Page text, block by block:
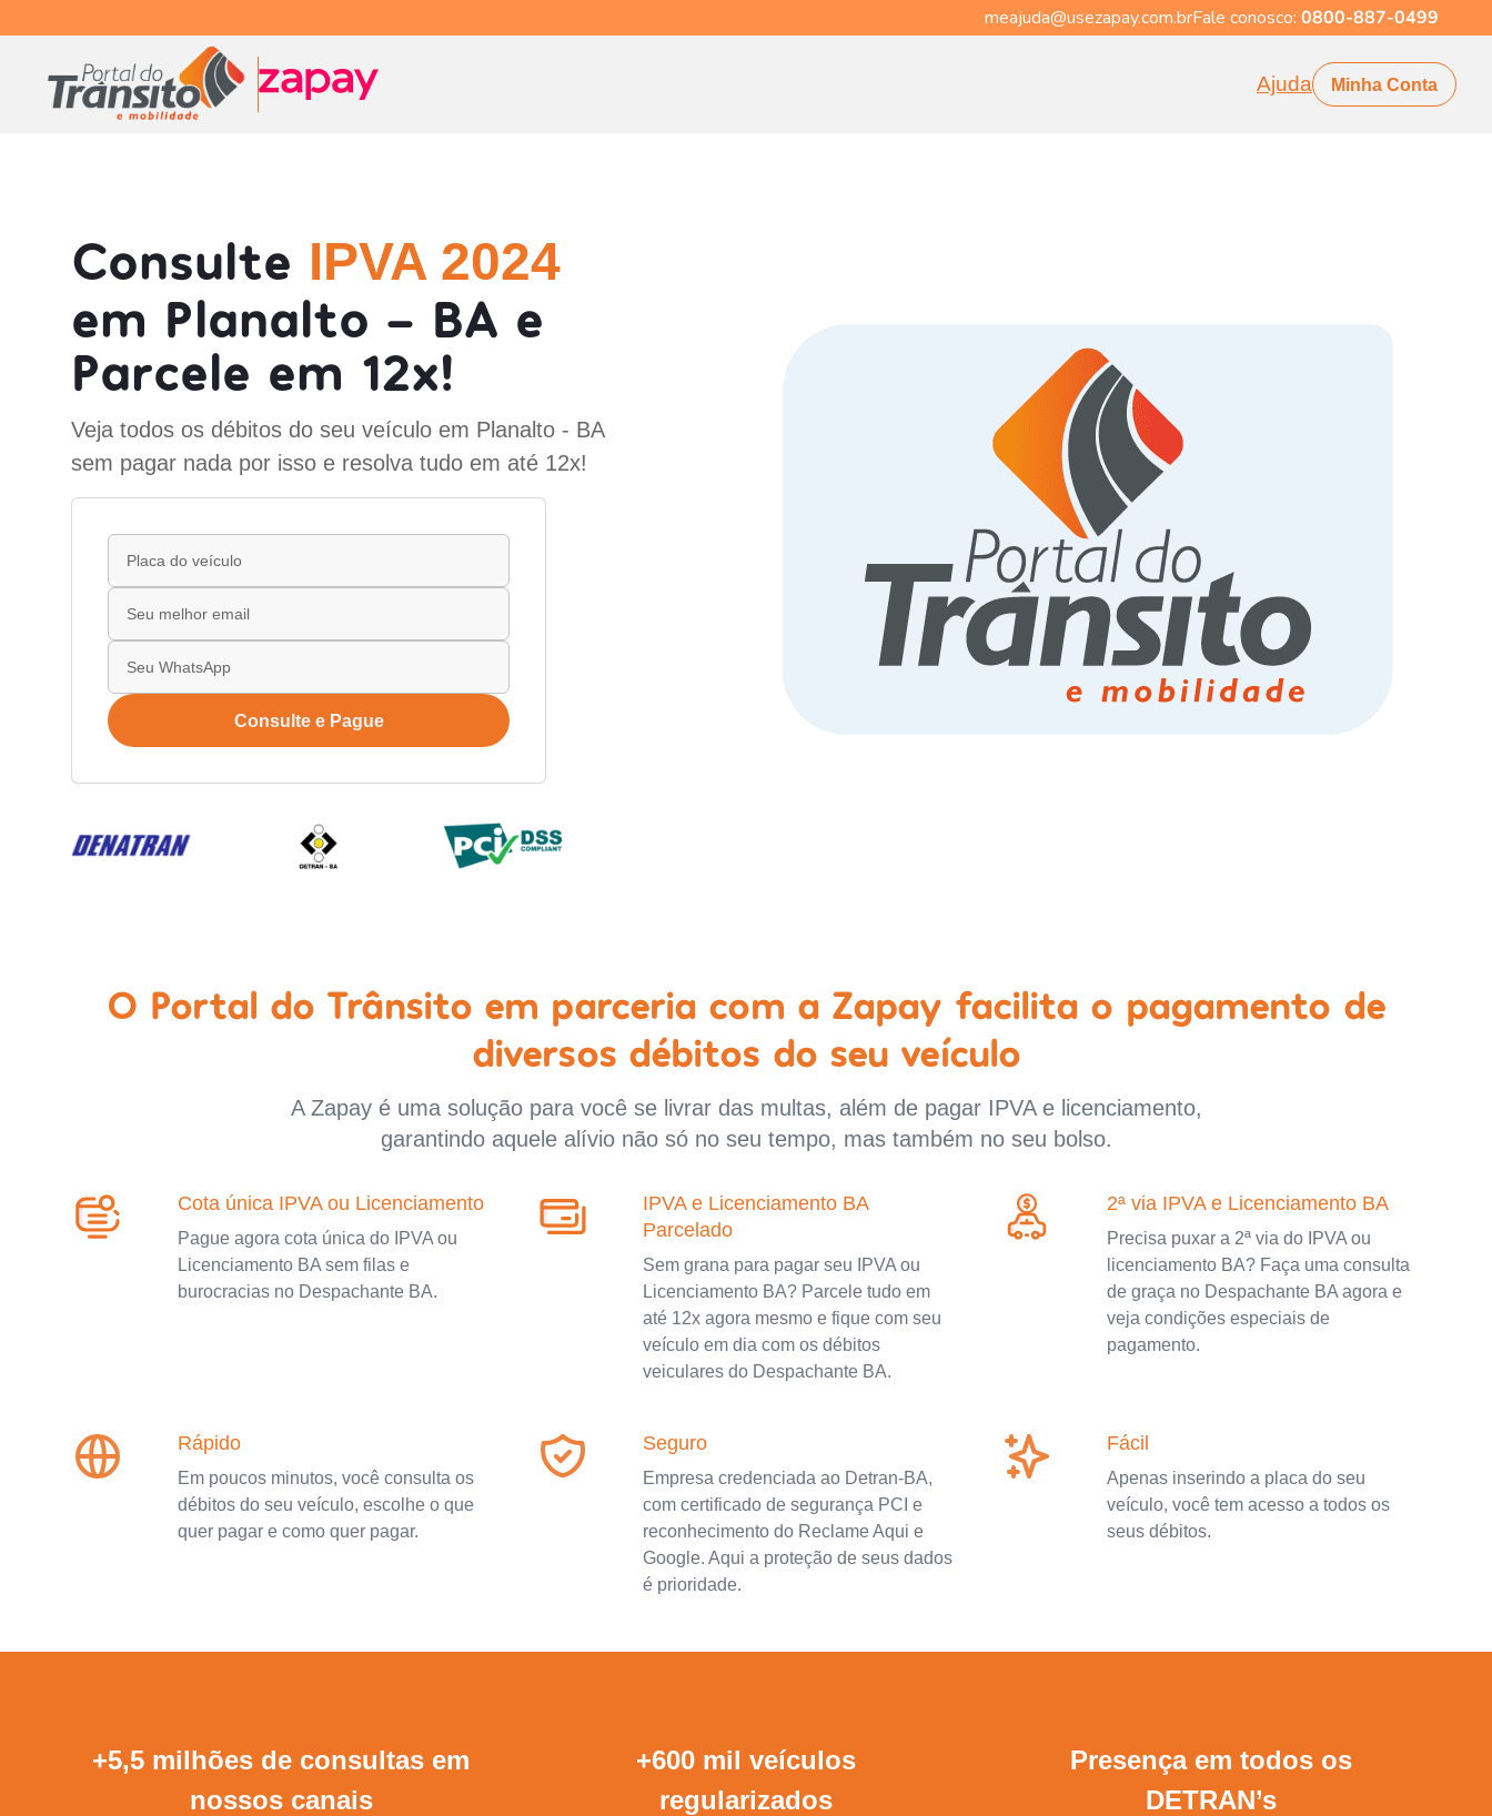
meajuda@usezapay.com.brFale conosco: 0800-887-0499
Ajuda Minha Conta
Consulte IPVA 2024
em Planalto - BA e
Parcele em 12x!
Veja todos os débitos do seu veículo em Planalto - BA
sem pagar nada por isso e resolva tudo em até 12x!
Consulte e Pague
O Portal do Trânsito em parceria com a Zapay facilita o pagamento de
diversos débitos do seu veículo
A Zapay é uma solução para você se livrar das multas, além de pagar IPVA e licenciamento,
garantindo aquele alívio não só no seu tempo, mas também no seu bolso.
Cota única IPVA ou Licenciamento
Pague agora cota única do IPVA ou
Licenciamento BA sem filas e
burocracias no Despachante BA.
IPVA e Licenciamento BA
Parcelado
Sem grana para pagar seu IPVA ou
Licenciamento BA? Parcele tudo em
até 12x agora mesmo e fique com seu
veículo em dia com os débitos
veiculares do Despachante BA.
2ª via IPVA e Licenciamento BA
Precisa puxar a 2ª via do IPVA ou
licenciamento BA? Faça uma consulta
de graça no Despachante BA agora e
veja condições especiais de
pagamento.
Rápido
Em poucos minutos, você consulta os
débitos do seu veículo, escolhe o que
quer pagar e como quer pagar.
Seguro
Empresa credenciada ao Detran-BA,
com certificado de segurança PCI e
reconhecimento do Reclame Aqui e
Google. Aqui a proteção de seus dados
é prioridade.
Fácil
Apenas inserindo a placa do seu
veículo, você tem acesso a todos os
seus débitos.
+5,5 milhões de consultas em
nossos canais
+600 mil veículos
regularizados
Presença em todos os
DETRAN’s